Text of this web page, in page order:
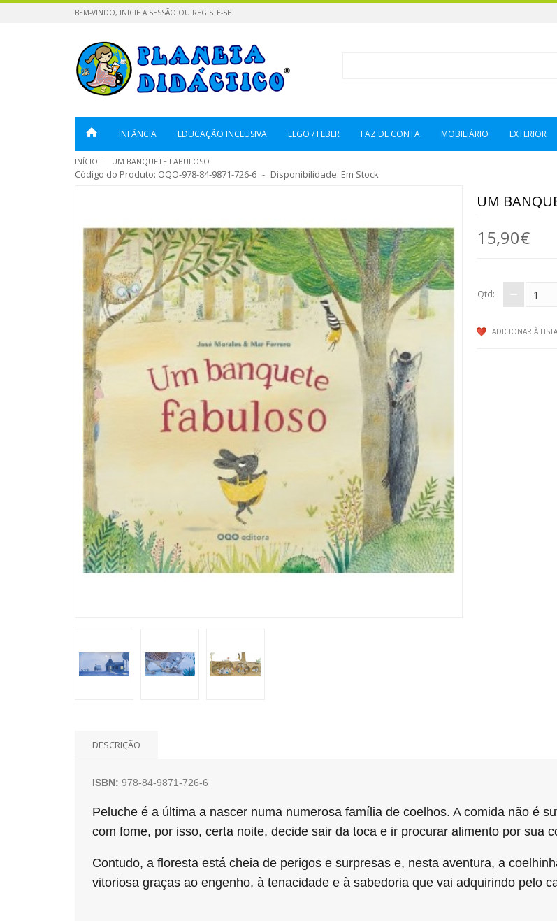
BEM-VINDO, INICIE A SESSÃO OU REGISTE-SE.
INFÂNCIA EDUCAÇÃO INCLUSIVA LEGO / FEBER FAZ DE CONTA MOBILIÁRIO EXTERIOR
INÍCIO UM BANQUETE FABULOSO
Código do Produto: OQO-978-84-9871-726-6 Disponibilidade: Em Stock
UM
15,90€
Qtd:
ADICIONAR À
DESCRIÇÃO
ISBN: 978-84-9871-726-6
Peluche é a última a nascer numa numerosa família de coelhos. A comida não é
com fome, por isso, certa noite, decide sair da toca e ir procurar alimento por sua
Contudo, a floresta está cheia de perigos e surpresas e, nesta aventura, a
vitoriosa graças ao engenho, à tenacidade e à sabedoria que vai adquirindo pelo